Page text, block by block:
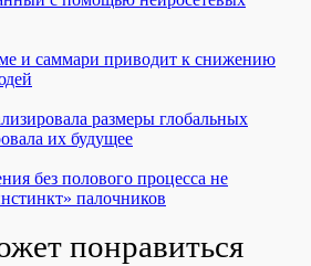
и саммари приводит к снижению
размеры глобальных
их будущее
без полового процесса не
палочников
понравиться